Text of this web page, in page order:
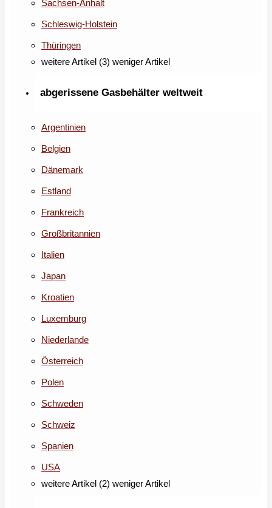
Sachsen-Anhalt
Schleswig-Holstein
Thüringen
weitere Artikel (3) weniger Artikel
abgerissene Gasbehälter weltweit
Argentinien
Belgien
Dänemark
Estland
Frankreich
Großbritannien
Italien
Japan
Kroatien
Luxemburg
Niederlande
Österreich
Polen
Schweden
Schweiz
Spanien
USA
weitere Artikel (2) weniger Artikel